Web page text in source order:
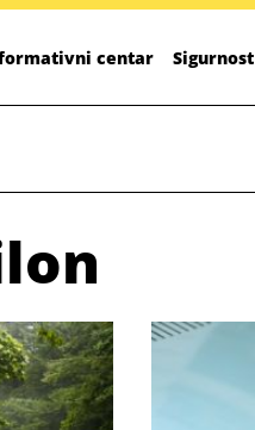
centar